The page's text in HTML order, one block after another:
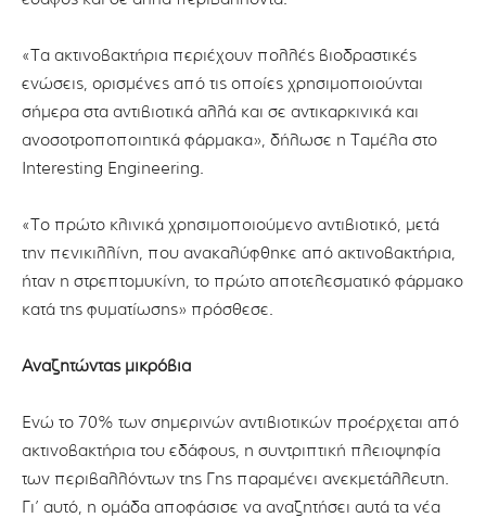
«Τα ακτινοβακτήρια περιέχουν πολλές βιοδραστικές
ενώσεις, ορισμένες από τις οποίες χρησιμοποιούνται
σήμερα στα αντιβιοτικά αλλά και σε αντικαρκινικά και
ανοσοτροποποιητικά φάρμακα», δήλωσε η Ταμέλα στο
Interesting Engineering.
«Το πρώτο κλινικά χρησιμοποιούμενο αντιβιοτικό, μετά
την πενικιλλίνη, που ανακαλύφθηκε από ακτινοβακτήρια,
ήταν η στρεπτομυκίνη, το πρώτο αποτελεσματικό φάρμακο
κατά της φυματίωσης» πρόσθεσε.
Αναζητώντας μικρόβια
Ενώ το 70% των σημερινών αντιβιοτικών προέρχεται από
ακτινοβακτήρια του εδάφους, η συντριπτική πλειοψηφία
των περιβαλλόντων της Γης παραμένει ανεκμετάλλευτη.
Γι’ αυτό, η ομάδα αποφάσισε να αναζητήσει αυτά τα νέα